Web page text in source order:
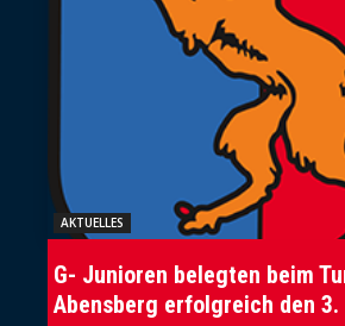
AKTUELLES
G- Junioren belegten beim
Abensberg erfolgreich den